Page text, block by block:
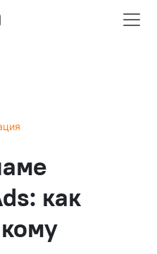
как